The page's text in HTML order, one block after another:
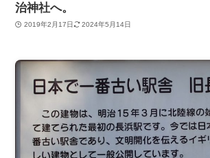
治神社へ。
2019年2月17日 2024年5月14日